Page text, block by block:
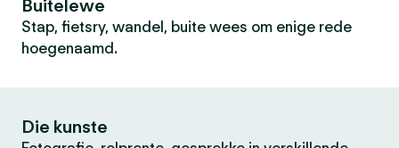
Buitelewe
Stap, fietsry, wandel, buite wees om enige rede
hoegenaamd.
Die kunste